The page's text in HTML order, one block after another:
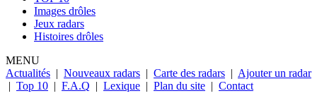
Images drôles
Jeux radars
Histoires drôles
MENU
Actualités | Nouveaux radars | Carte des radars | Ajouter un radar
| Top 10 | F.A.Q | Lexique | Plan du site | Contact